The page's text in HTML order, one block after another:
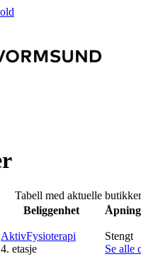
Tabell med aktuelle butikker
Beliggenhet
AktivFysioterapi
4. etasje
Stengt
Se alle